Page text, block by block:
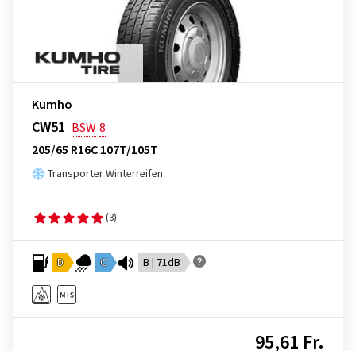
Kumho
CW51 BSW8
205/65 R16C 107T/105T
Transporter Winterreifen
(3)
D C B | 71dB
95,61 Fr.